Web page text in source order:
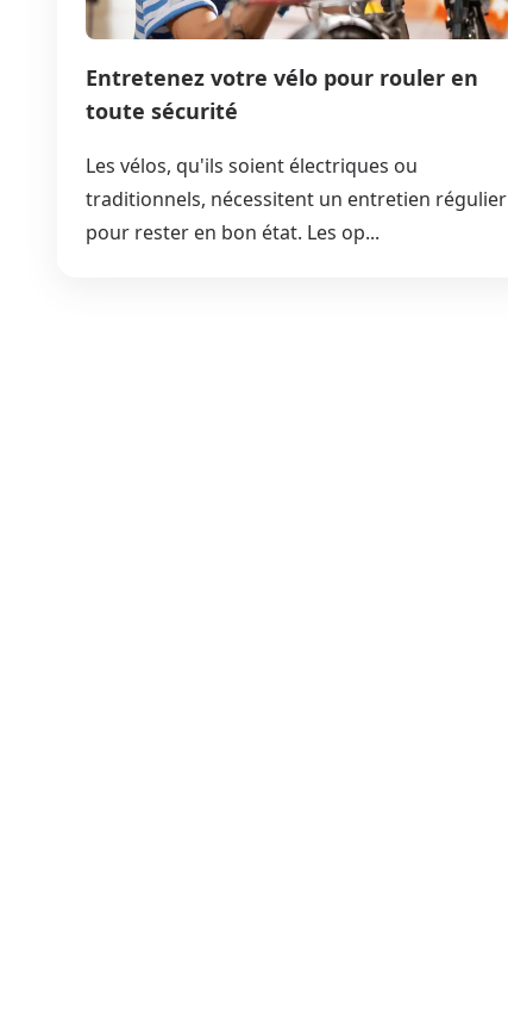
Entretenez votre vélo pour rouler en
toute sécurité
Les vélos, qu'ils soient électriques ou
traditionnels, nécessitent un entretien régulier
pour rester en bon état. Les op...